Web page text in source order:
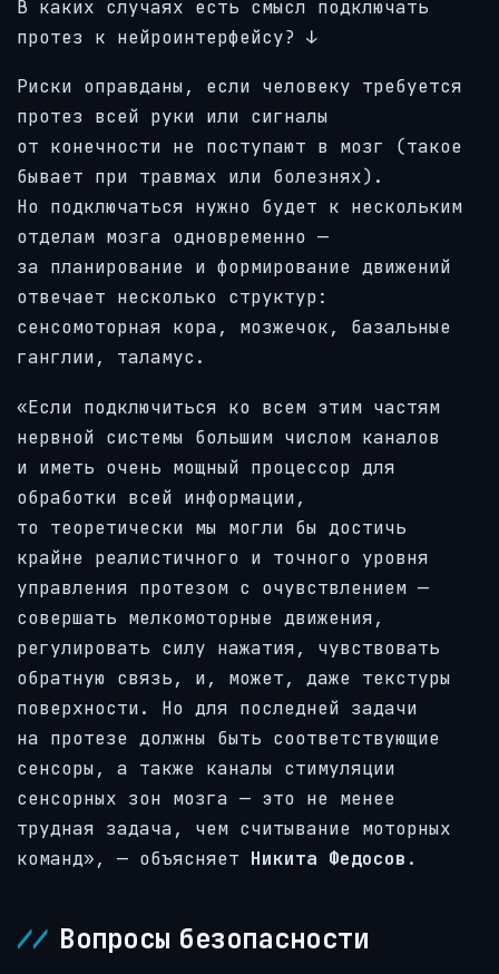
В каких случаях есть смысл подключать
протез к нейроинтерфейсу? ↓
Риски оправданы, если человеку требуется
протез всей руки или сигналы
от конечности не поступают в мозг (такое
бывает при травмах или болезнях).
Но подключаться нужно будет к нескольким
отделам мозга одновременно —
за планирование и формирование движений
отвечает несколько структур:
сенсомоторная кора, мозжечок, базальные
ганглии, таламус.
«Если подключиться ко всем этим частям
нервной системы большим числом каналов
и иметь очень мощный процессор для
обработки всей информации,
то теоретически мы могли бы достичь
крайне реалистичного и точного уровня
управления протезом с очувствлением —
совершать мелкомоторные движения,
регулировать силу нажатия, чувствовать
обратную связь, и, может, даже текстуры
поверхности. Но для последней задачи
на протезе должны быть соответствующие
сенсоры, а также каналы стимуляции
сенсорных зон мозга — это не менее
трудная задача, чем считывание моторных
команд», — объясняет Никита Федосов .
Вопросы безопасности